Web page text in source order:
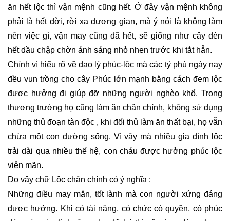
ăn hết lộc thì vận mệnh cũng hết. Ở đây vận mệnh không
phải là hết đời, rời xa dương gian, mà ý nói là không làm
nên việc gì, vận may cũng đã hết, sẽ giống như cây đèn
hết dầu chập chờn ánh sáng nhỏ nhen trước khi tắt hẳn.
Chính vì hiểu rõ về đạo lý phúc-lộc mà các tỷ phú ngày nay
đều vun trồng cho cây Phúc lớn mạnh bằng cách đem lộc
được hưởng đi giúp đỡ những người nghèo khổ. Trong
thương trường họ cũng làm ăn chân chính, không sử dụng
những thủ đoạn tàn độc , khi đối thủ làm ăn thất bại, họ vẫn
chừa một con đường sống. Vì vậy mà nhiều gia đình lộc
trải dài qua nhiều thế hệ, con cháu được hưởng phúc lộc
viên mãn.
Do vậy chữ Lộc chân chính có ý nghĩa :
Những điều may mắn, tốt lành mà con người xứng đáng
được hưởng. Khi có tài năng, có chức có quyền, có phúc